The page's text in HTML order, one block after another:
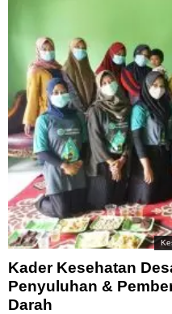
Kader Kesehatan
Penyuluhan &
Darah